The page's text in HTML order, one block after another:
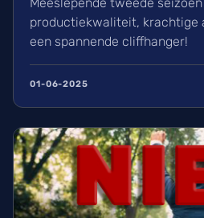
productiekwaliteit, krachtige
een spannende cliffhanger!
01-06-2025